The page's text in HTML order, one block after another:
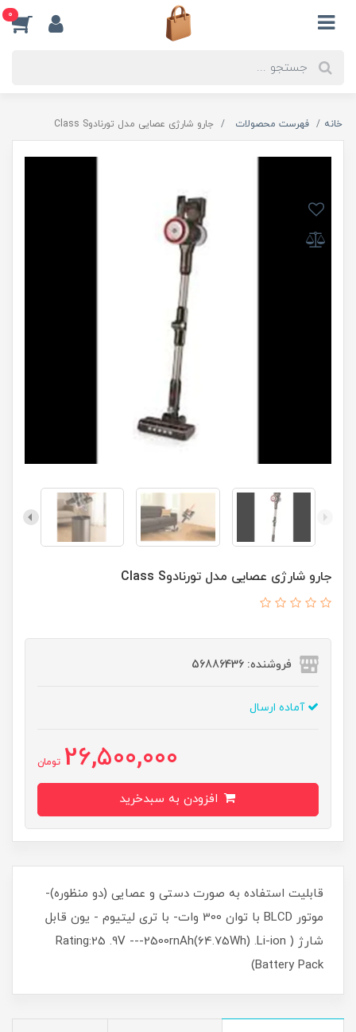
0
خانه فهرست محصولات جارو شارژی عصایی مدل تورنادوClass S
جارو شارژی عصایی مدل تورنادوClass S
فروشنده: 56886436
آماده ارسال
26,500,000 تومان
قابلیت استفاده به صورت دستی و عصایی (دو منظوره)-
موتور BLCD با توان 300 وات- با تری لیتیوم - یون قابل
شارژ ( Rating:25 .9V ---2500rnAh(64.75Wh) .Li-ion
Battery Pack)